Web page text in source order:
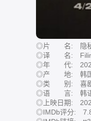
◎片 名: 隐秘
◎译 名: Filing
◎年 代:
◎产 地: 韩
◎类 别: 喜剧
◎语 言: 韩
◎上映日期:
◎IMDb评分: